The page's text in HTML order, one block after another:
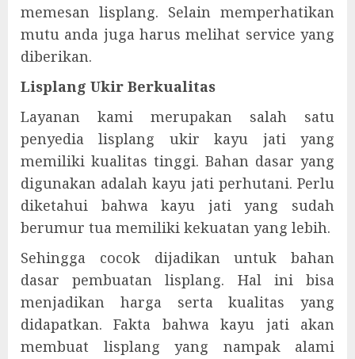
memesan lisplang. Selain memperhatikan
mutu anda juga harus melihat service yang
diberikan.
Lisplang Ukir Berkualitas
Layanan kami merupakan salah satu
penyedia lisplang ukir kayu jati yang
memiliki kualitas tinggi. Bahan dasar yang
digunakan adalah kayu jati perhutani. Perlu
diketahui bahwa kayu jati yang sudah
berumur tua memiliki kekuatan yang lebih.
Sehingga cocok dijadikan untuk bahan
dasar pembuatan lisplang. Hal ini bisa
menjadikan harga serta kualitas yang
didapatkan. Fakta bahwa kayu jati akan
membuat lisplang yang nampak alami